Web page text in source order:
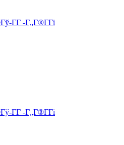
Г­Г -Г„Г®Г­Гі
Г­Г -Г„Г®Г­Гі